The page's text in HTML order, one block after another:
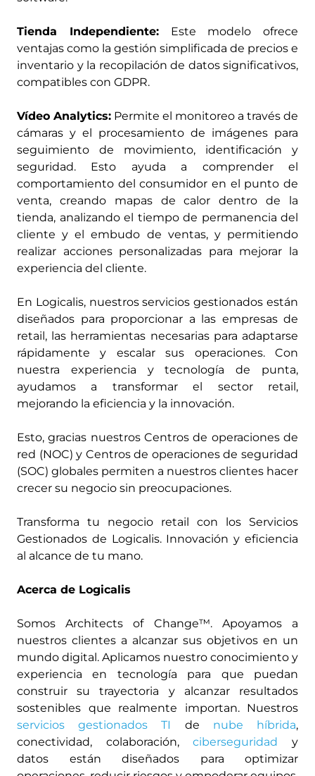
Tienda Independiente:Este modelo ofrece
ventajas como la gestión simplificada de precios e
inventario y la recopilación de datos significativos,
compatibles con GDPR​.
Vídeo Analytics: Permite el monitoreo a través de
cámaras y el procesamiento de imágenes para
seguimiento de movimiento, identificación y
seguridad. Esto ayuda a comprender el
comportamiento del consumidor en el punto de
venta, creando mapas de calor dentro de la
tienda, analizando el tiempo de permanencia del
cliente y el embudo de ventas, y permitiendo
realizar acciones personalizadas para mejorar la
experiencia del cliente.
En Logicalis, nuestros servicios gestionados están
diseñados para proporcionar a las empresas de
retail, las herramientas necesarias para adaptarse
rápidamente y escalar sus operaciones. Con
nuestra experiencia y tecnología de punta,
ayudamos a transformar el sector retail,
mejorando la eficiencia y la innovación.
Esto, gracias nuestros Centros de operaciones de
red (NOC) y Centros de operaciones de seguridad
(SOC) globales permiten a nuestros clientes hacer
crecer su negocio sin preocupaciones.
Transforma tu negocio retail con los Servicios
Gestionados de Logicalis. Innovación y eficiencia
al alcance de tu mano.
Acerca de Logicalis
Somos Architects of Change™. Apoyamos a
nuestros clientes a alcanzar sus objetivos en un
mundo digital. Aplicamos nuestro conocimiento y
experiencia en tecnología para que puedan
construir su trayectoria y alcanzar resultados
sostenibles que realmente importan. Nuestros
servicios gestionados TI
de nube híbrida,
conectividad, colaboración,ciberseguridad y
datos están diseñados para optimizar